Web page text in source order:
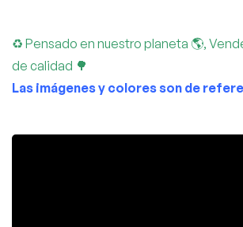
♻ Pensado en nuestro planeta 🌎,
de calidad 🌳
Las imágenes y colores son de